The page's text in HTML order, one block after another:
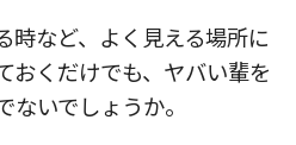
時など、よく見える場所に
おくだけでも、ヤバい輩を
いでしょうか。